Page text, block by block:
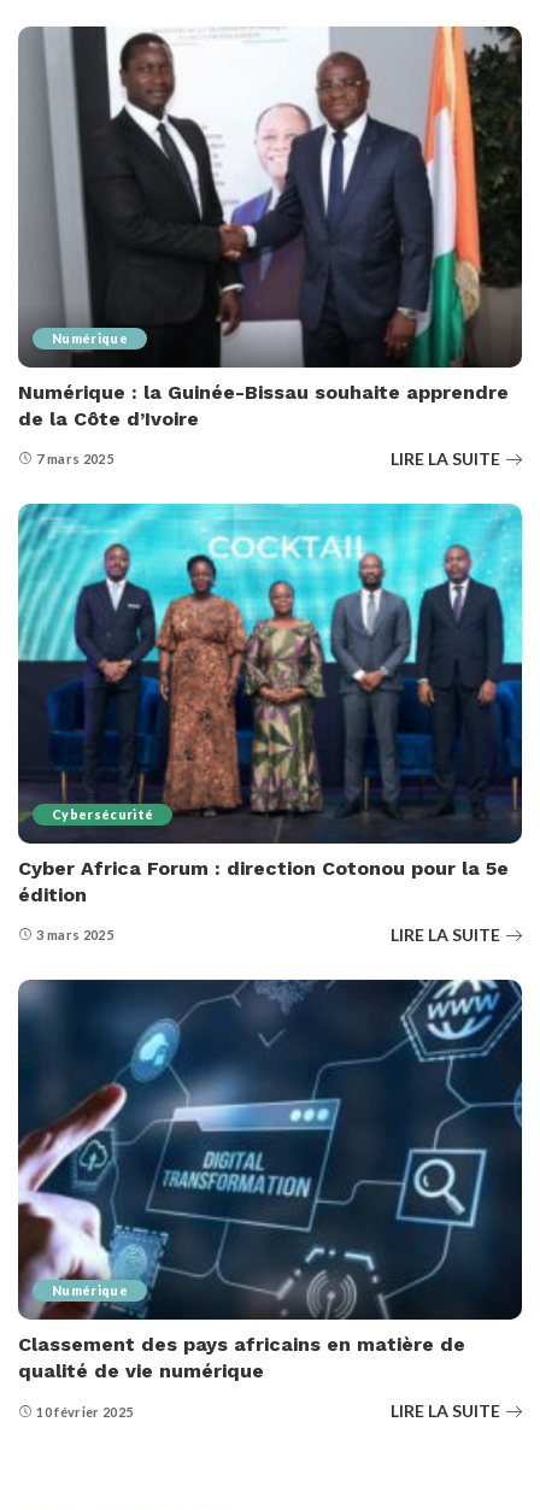
Numérique
Numérique : la Guinée-Bissau souhaite apprendre
de la Côte d’Ivoire
7 mars 2025 LIRE LA SUITE
Cybersécurité
Cyber Africa Forum : direction Cotonou pour la 5e
édition
3 mars 2025 LIRE LA SUITE
Numérique
Classement des pays africains en matière de
qualité de vie numérique
10 février 2025 LIRE LA SUITE